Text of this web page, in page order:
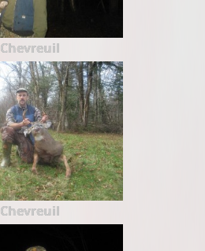
Chevreuil
Chevreuil